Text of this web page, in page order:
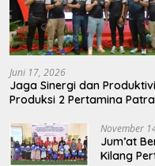
Juni 17, 2026
Jaga Sinergi dan
Produksi 2 Pertamina
November
Jum’at
Kilang